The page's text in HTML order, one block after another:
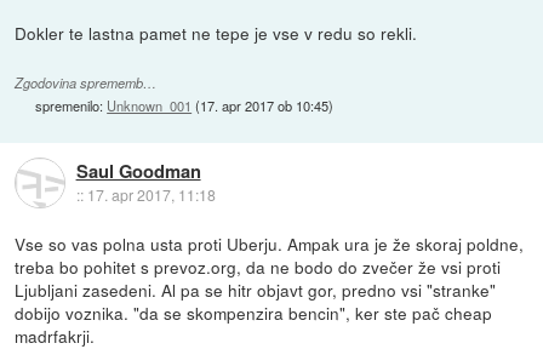
Dokler te lastna pamet ne tepe je vse v redu so rekli.
Zgodovina sprememb…
spremenilo: Unknown_001 (17. apr 2017 ob 10:45)
Saul Goodman
:: 17. apr 2017, 11:18
Vse so vas polna usta proti Uberju. Ampak ura je že skoraj poldne,
treba bo pohitet s prevoz.org, da ne bodo do zvečer že vsi proti
Ljubljani zasedeni. Al pa se hitr objavt gor, predno vsi "stranke"
dobijo voznika. "da se skompenzira bencin", ker ste pač cheap
madrfakrji.